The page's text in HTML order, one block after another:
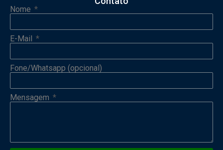
Nome
E-Mail
Fone/Whatsapp (opcional)
Mensagem